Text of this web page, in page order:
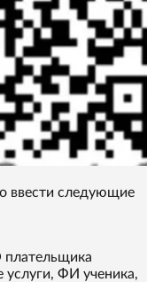
ввести следующие
ФИ ученика,